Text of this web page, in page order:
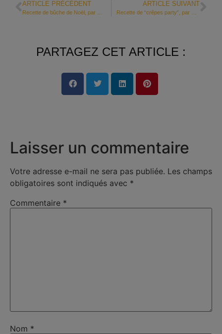
ARTICLE PRÉCÉDENT ARTICLE SUIVANT
PARTAGEZ CET ARTICLE :
Laisser un commentaire
Votre adresse e-mail ne sera pas publiée. Les champs
obligatoires sont indiqués avec *
Commentaire *
Nom *